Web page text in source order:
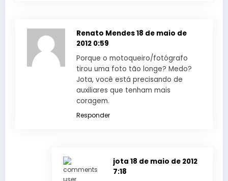
Renato Mendes18 de maio de
2012 0:59
Porque o motoqueiro/fotógrafo
tirou uma foto tão longe? Medo?
Jota, você está precisando de
auxiliares que tenham mais
coragem.
Responder
jota 18 de maio de 2012
7:18